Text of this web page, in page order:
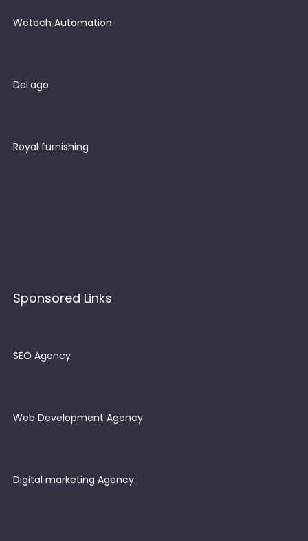
Wetech Automation
DeLago
Royal furnishing
Sponsored Links
SEO Agency
Web Development Agency
Digital marketing Agency